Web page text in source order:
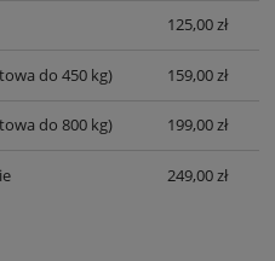
125,00 zł
do 450 kg) 159,00 zł
do 800 kg) 199,00 zł
249,00 zł